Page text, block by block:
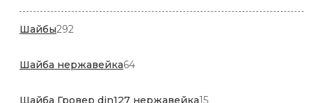
Шайбы292
Шайба нержавейка6464
Шайба Гровер din127 нержавейка1515